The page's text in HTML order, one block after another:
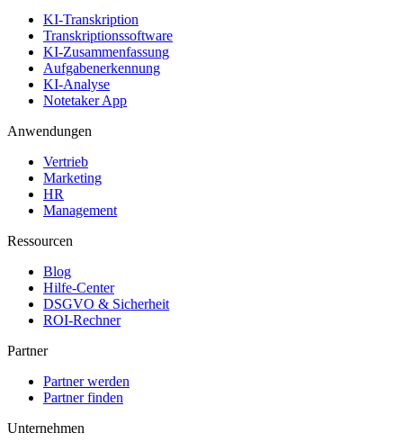
KI-Transkription
Transkriptionssoftware
KI-Zusammenfassung
Aufgabenerkennung
KI-Analyse
Notetaker App
Anwendungen
Vertrieb
Marketing
HR
Management
Ressourcen
Blog
Hilfe-Center
DSGVO & Sicherheit
ROI-Rechner
Partner
Partner werden
Partner finden
Unternehmen